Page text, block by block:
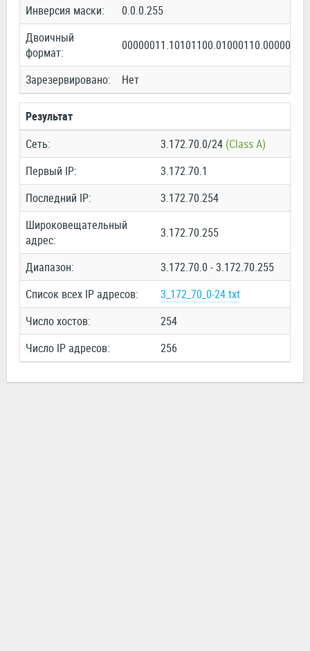
Инверсия маски:
0.0.0.255
Двоичный
формат:
00000011.10101100.01000110.00000000
Зарезервировано: Нет
Результат
Сеть:
3.172.70.0/24 (Class A)
Первый IP:
3.172.70.1
Последний IP:
3.172.70.254
Широковещательный
адрес:
3.172.70.255
Диапазон:
3.172.70.0 - 3.172.70.255
Список всех IP адресов:
3_172_70_0-24.txt
Число хостов:
254
Число IP адресов:
256